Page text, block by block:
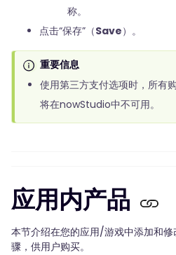
称。
点击“保存”（Save）。
重要信息
使用第三方支付选项时，所有
将在nowStudio中不可用。
应用内产品
本节介绍在您的应用/游戏中添加和
骤，供用户购买。